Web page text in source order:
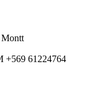
+569 61224764